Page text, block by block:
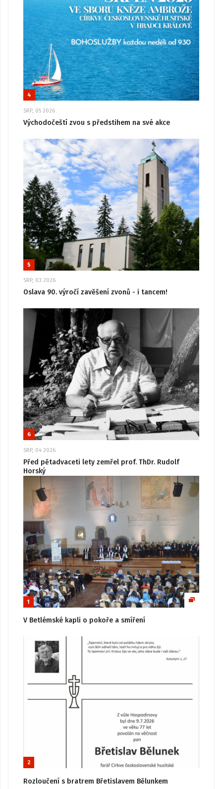
4
SRP, 05 2026
Východočeští zvou s předstihem na své akce
5
SRP, 03 2026
Oslava 90. výročí zavěšení zvonů - i tancem!
6
SRP, 04 2026
Před pětadvaceti lety zemřel prof. ThDr. Rudolf
Horský
1
V Betlémské kapli o pokoře a smíření
2
Rozloučení s bratrem Břetislavem Bělunkem